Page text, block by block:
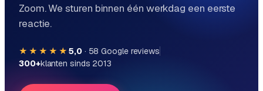
Zoom. We sturen binnen één werkdag een eerste
reactie.
★★★★★ 5,0· 58 Google reviews
300+klanten sinds 2013